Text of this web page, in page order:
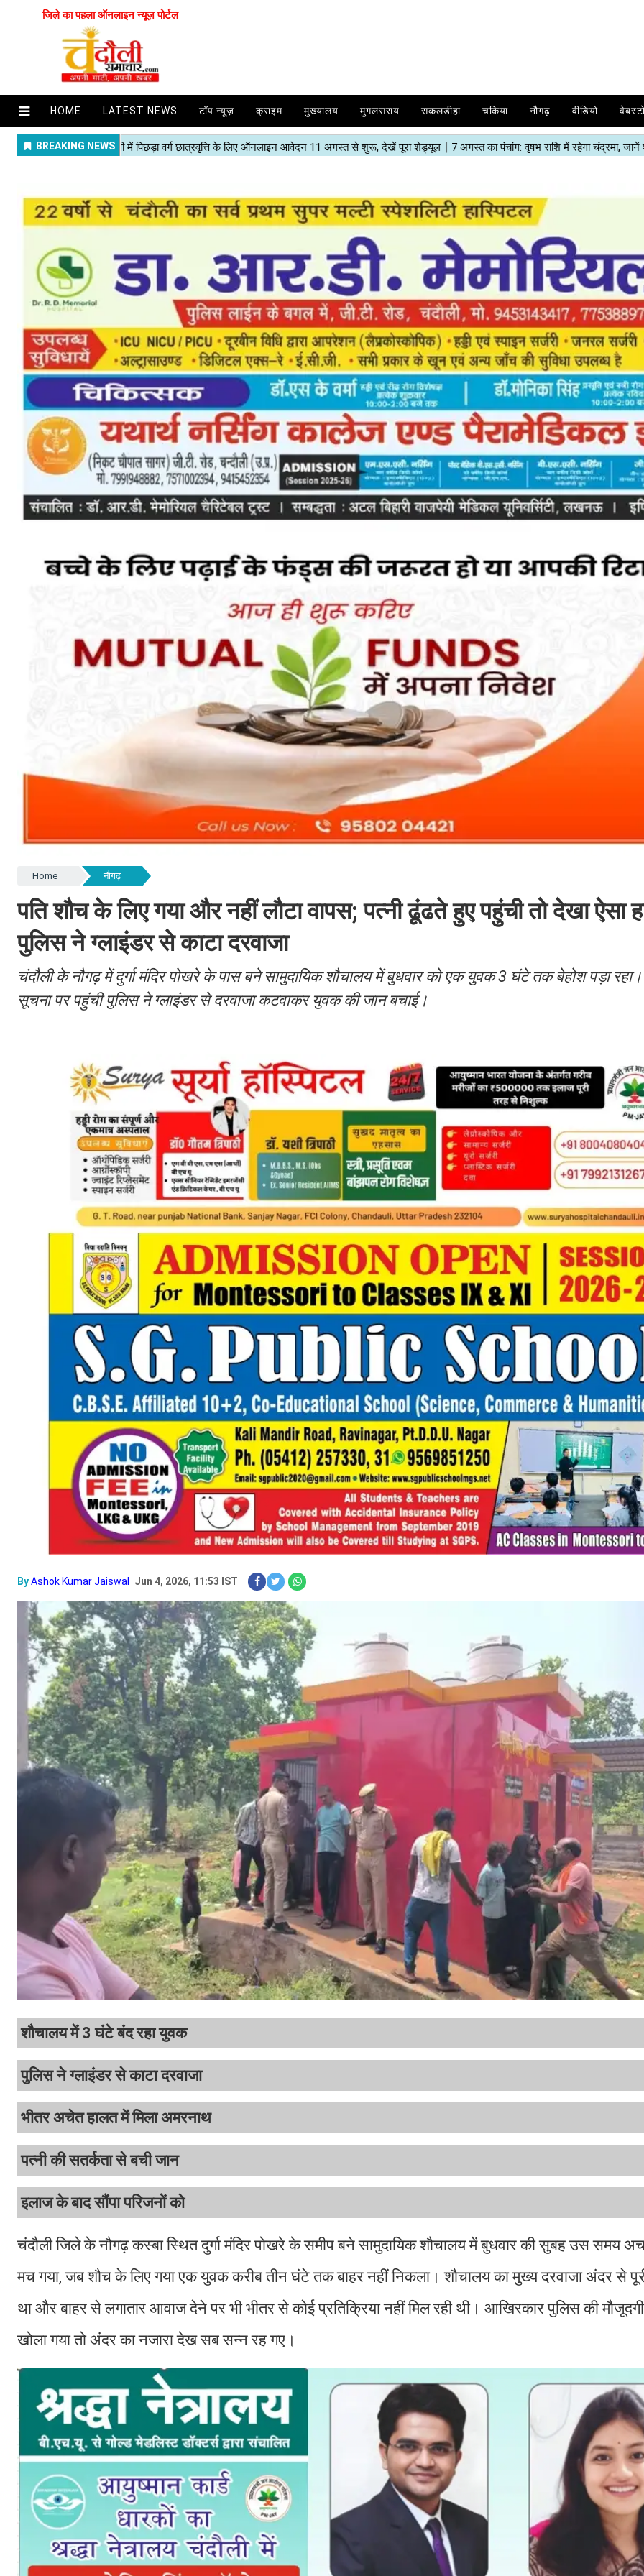
जिले का पहला ऑनलाइन न्यूज़ पोर्टल
HOME LATEST NEWS टॉप न्यूज़ क्राइम मुख्यालय मुगलसराय सकलडीहा चकिया नौगढ़ वीडियो
Home नौगढ़
पति शौच के लिए गया और नहीं लौटा वापस; पत्नी ढूंढते हुए पहुंची तो देखा ऐसा
पुलिस ने ग्लाइंडर से काटा दरवाजा
चंदौली के नौगढ़ में दुर्गा मंदिर पोखरे के पास बने सामुदायिक शौचालय में बुधवार को एक युवक 3 घंटे तक बेहोश पड़ा रहा।
सूचना पर पहुंची पुलिस ने ग्लाइंडर से दरवाजा कटवाकर युवक की जान बचाई।
ByAshok Kumar Jaiswal Jun 4, 2026, 11:53 IST
शौचालय में 3 घंटे बंद रहा युवक
पुलिस ने ग्लाइंडर से काटा दरवाजा
भीतर अचेत हालत में मिला अमरनाथ
पत्नी की सतर्कता से बची जान
इलाज के बाद सौंपा परिजनों को
चंदौली जिले के नौगढ़ कस्बा स्थित दुर्गा मंदिर पोखरे के समीप बने सामुदायिक शौचालय में बुधवार की सुबह उस समय
मच गया, जब शौच के लिए गया एक युवक करीब तीन घंटे तक बाहर नहीं निकला। शौचालय का मुख्य दरवाजा अंदर से
था और बाहर से लगातार आवाज देने पर भी भीतर से कोई प्रतिक्रिया नहीं मिल रही थी। आखिरकार पुलिस की
खोला गया तो अंदर का नजारा देख सब सन्न रह गए।